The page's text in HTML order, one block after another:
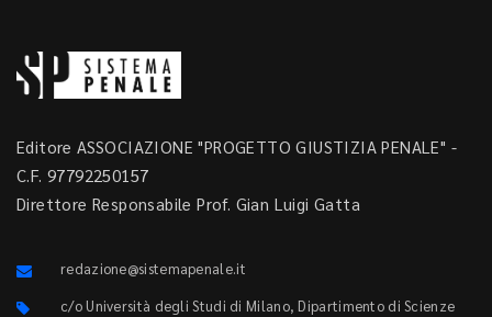
Editore ASSOCIAZIONE "PROGETTO GIUSTIZIA PENALE" -
C.F. 97792250157
Direttore Responsabile Prof. Gian Luigi Gatta
redazione@sistemapenale.it
c/o Università degli Studi di Milano, Dipartimento di Scienze